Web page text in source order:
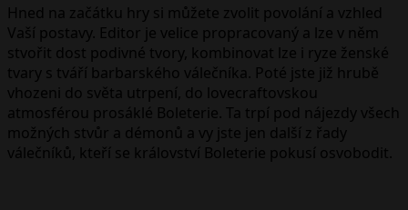
Hned na začátku hry si můžete zvolit povolání a vzhled
Vaší postavy. Editor je velice propracovaný a lze v něm
stvořit dost podivné tvory, kombinovat lze i ryze ženské
tvary s tváří barbarského válečníka. Poté jste již hrubě
vhozeni do světa utrpení, do lovecraftovskou
atmosférou prosáklé Boleterie. Ta trpí pod nájezdy všech
možných stvůr a démonů a vy jste jen další z řady
válečníků, kteří se království Boleterie pokusí osvobodit.